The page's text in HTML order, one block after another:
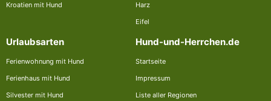
Kroatien mit Hund
Harz
Eifel
Urlaubsarten
Ferienwohnung mit Hund
Ferienhaus mit Hund
Silvester mit Hund
Hund-und-Herrchen.de
Startseite
Impressum
Liste aller Regionen